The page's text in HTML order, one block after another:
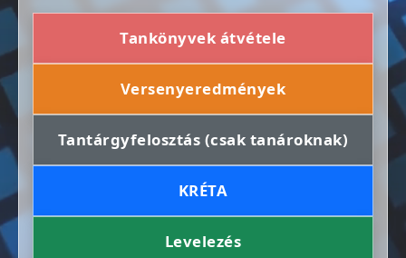
Tankönyvek átvétele
Versenyeredmények
Tantárgyfelosztás (csak tanároknak)
KRÉTA
Levelezés